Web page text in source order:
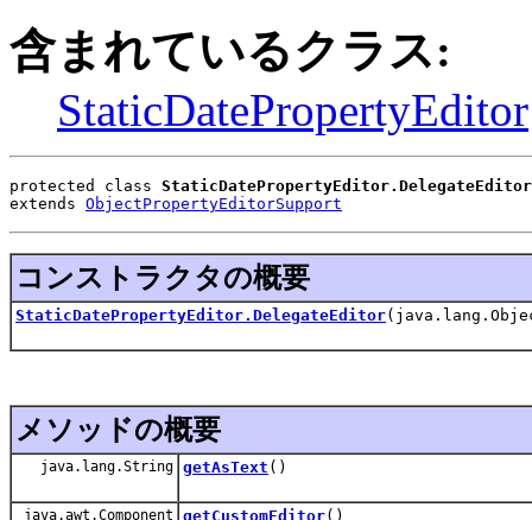
含まれているクラス:
StaticDatePropertyEditor
protected class StaticDatePropertyEditor.DelegateEditor
extends ObjectPropertyEditorSupport
コンストラクタの概要
StaticDatePropertyEditor.DelegateEditor
メソッドの概要
java.lang.String getAsText ()
java.awt.Component getCustomEditor()